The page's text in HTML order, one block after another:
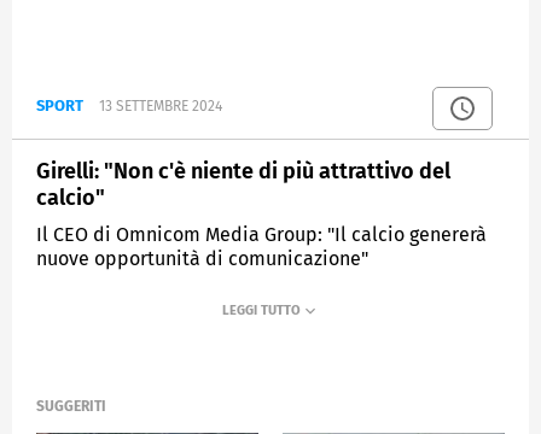
SPORT 13 SETTEMBRE 2024
Girelli: "Non c'è niente di più attrattivo del
calcio"
Il CEO di Omnicom Media Group: "Il calcio genererà
nuove opportunità di comunicazione"
SPORTMEDIASET
SUGGERITI